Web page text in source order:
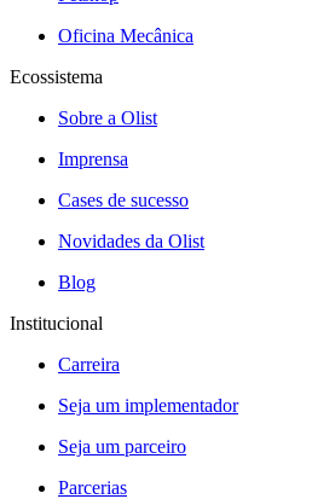
Oficina Mecânica
Ecossistema
Sobre a Olist
Imprensa
Cases de sucesso
Novidades da Olist
Blog
Institucional
Carreira
Seja um implementador
Seja um parceiro
Parcerias